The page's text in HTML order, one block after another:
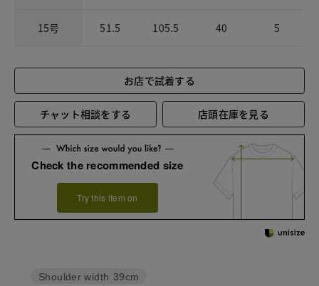
15号 51.5 105.5 40 5
お店で試着する
チャット相談をする 店頭在庫を見る
Check the recommended size
Try this item on
Shoulder width 39cm